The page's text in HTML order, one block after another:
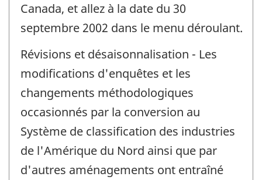
Canada, et allez à la date du 30
septembre 2002 dans le menu déroulant.
Révisions et désaisonnalisation - Les
modifications d'enquêtes et les
changements méthodologiques
occasionnés par la conversion au
Système de classification des industries
de l'Amérique du Nord ainsi que par
d'autres aménagements ont entraîné